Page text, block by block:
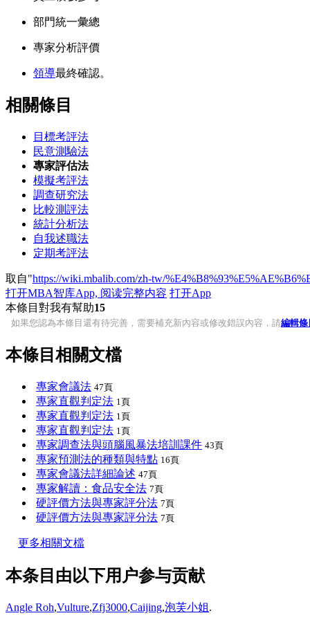
部門統一彙總
專家分析評價
領導最終確認。
相關條目
目標考評法
民意測驗法
專家評估法
模擬考評法
調查研究法
比較測評法
統計分析法
自我述職法
定期考評法
取自"https://wiki.mbalib.com/zh-tw/
打开MBA智库App, 阅读完整内容 打开App
本條目對我有幫助15
如果您認為本條目還有待完善，需要補充新內容或修改錯誤內容，請編輯條
本條目相關文檔
專家會議法 47頁
專家直觀判定法 1頁
專家直觀判定法 1頁
專家直觀判定法 1頁
專家調查法與頭腦風暴法培訓課件 43頁
專家預測法的種類與特點 16頁
專家會議法詳細論述 47頁
專家解讀：食品安全法 7頁
硬評價方法與專家評分法 7頁
硬評價方法與專家評分法 7頁
更多相關文檔
本条目由以下用户参与贡献
Angle Roh,Vulture,Zfj3000,Caijing,泡芙小姐.